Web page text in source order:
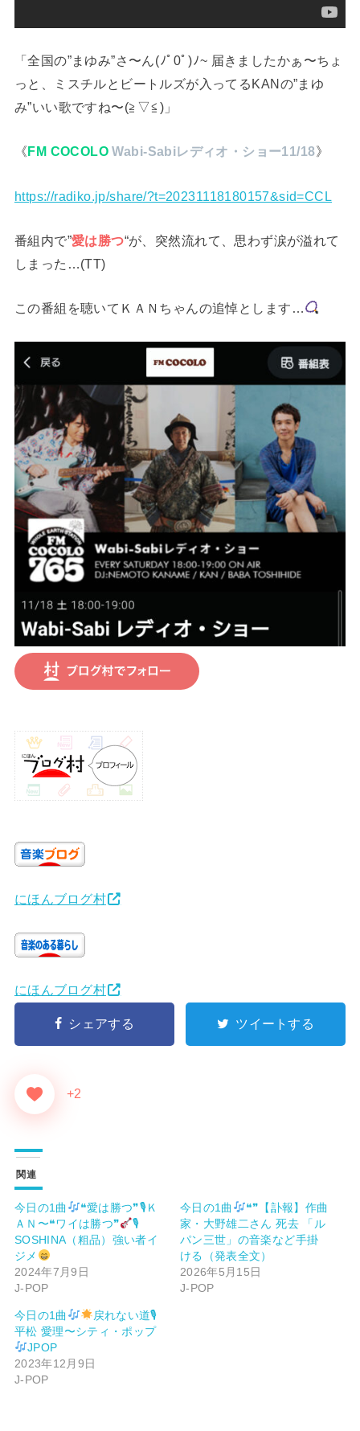
「全国の”まゆみ”さ〜ん(⁠ﾉﾟ⁠0ﾟ⁠)⁠ﾉ⁠~ 届きましたかぁ〜ちょ
っと、ミスチルとビートルズが入ってるKANの”まゆ
み”いい歌ですね〜(⁠≧⁠▽⁠≦⁠)」
《FM COCOLO Wabi-Sabiレディオ・ショー11/18》
https://radiko.jp/share/?t=20231118180157&sid=CCL
番組内で”愛は勝つ“が、突然流れて、思わず涙が溢れて
しまった…(TT)
この番組を聴いてＫＡＮちゃんの追悼とします…
にほんブログ村
にほんブログ村
シェアする ツイートする
+2
関連
今日の1曲
❝愛は勝つ❞🎙Ｋ
ＡＮ〜❝ワイは勝つ❞
🎙
SOSHINA（粗品）強い者イ
ジメ
2024年7月9日
J-POP
今日の1曲
❝❞【訃報】作曲
家・大野雄二さん 死去 「ル
パン三世」の音楽など手掛
ける（発表全文）
2026年5月15日
J-POP
今日の1曲
戻れない道🎙
平松 愛理〜シティ・ポップ
JPOP
2023年12月9日
J-POP